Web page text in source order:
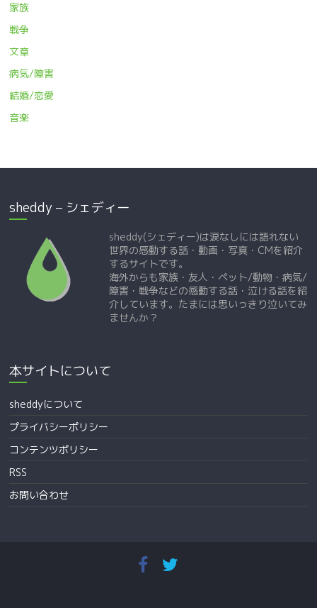
家族
戦争
文章
病気/障害
結婚/恋愛
音楽
sheddy – シェディー
sheddy(シェディー)は涙なしには語れない
世界の感動する話・動画・写真・CMを紹介
するサイトです。
海外からも家族・友人・ペット/動物・病気/
障害・戦争などの感動する話・泣ける話を紹
介しています。たまには思いっきり泣いてみ
ませんか？
本サイトについて
sheddyについて
プライバシーポリシー
コンテンツポリシー
RSS
お問い合わせ